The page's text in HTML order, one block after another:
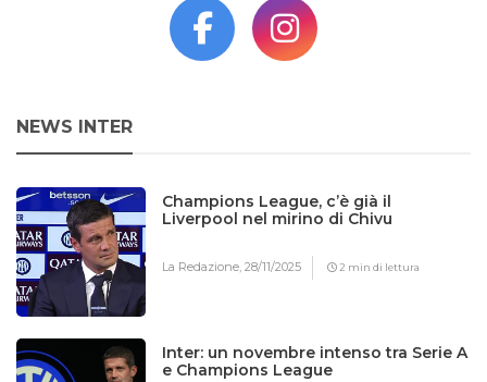
NEWS INTER
Champions League, c’è già il
Liverpool nel mirino di Chivu
La Redazione,28/11/2025 2 min di lettura
Inter: un novembre intenso tra Serie A
e Champions League